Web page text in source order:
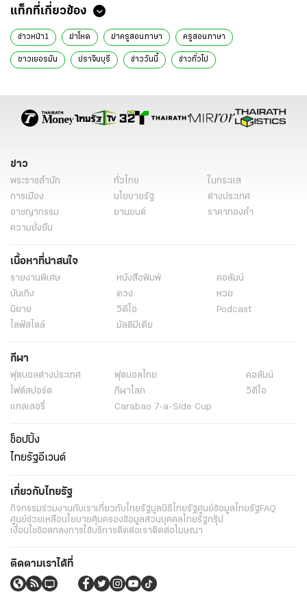
แท็กที่เกี่ยวข้อง
ข่าวหน้า1 ฆ่าโหด ฆ่าครูสอนภาษา ครูสอนภาษา
ชาวเยอรมัน ปราจีนบุรี ข่าววันนี้ ข่าวทั่วไป
ข่าว
พระราชสำนัก ทั่วไทย
ในกระแส
การเมือง
นโยบายรัฐ
ต่างประเทศ
อาชญากรรม
ยานยนต์
ราคาทองคำ
ความยั่งยืน
เนื้อหาที่น่าสนใจ
รายงานพิเศษ หนังสือพิมพ์
คอลัมน์
บันเทิง
ดวง
หวย
นิยาย
วิดีโอ
Podcast
ไลฟ์สไตล์
มัลติมีเดีย
กีฬา
ฟุตบอลต่่างประเทศ ฟุตบอลไทย
คอลัมน์
ไฟต์สปอร์ต
กีฬาโลก
วิดีโอ
แกลเลอรี่
Carabao 7-a-Side Cup
ช็อปปิ้ง
ไทยรัฐอีเวนต์
เกี่ยวกับไทยรัฐ
กิจกรรมร่วมงานกับเราเกี่ยวกับไทยรัฐมูลนิธิไทยรัฐศูนย์ข้อมูลไทยรัฐFAQ
ศูนย์ช่วยเหลือนโยบายคุ้มครองข้อมูลส่วนบุคคลไทยรัฐกรุ๊ป
เงื่อนไขข้อตกลงการใช้บริการติดต่อเราติดต่อโฆษณา
ติดตามเราได้ที่